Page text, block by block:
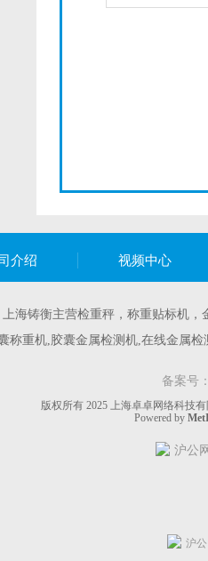
介绍 视频中心
上海铸衡主营检重秤 ， 称重贴标机 ，
称重机,胶囊金属检测机,在线金属
备案号
版权所有 2025 上海卓卓网络科技
Powered by
沪公
沪公